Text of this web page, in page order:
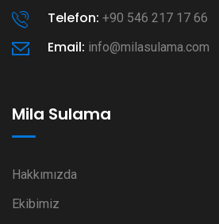
Telefon: +90 546 217 17 66
Email: info@milasulama.com
Mila Sulama
Hakkımızda
Ekibimiz